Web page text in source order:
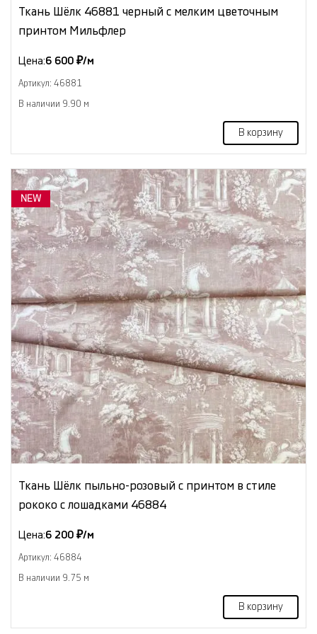
Ткань Шёлк 46881 черный с мелким цветочным
принтом Мильфлер
Цена:6 600 ₽/м
Артикул: 46881
В наличии 9.90 м
В корзину
NEW
Ткань Шёлк пыльно-розовый с принтом в стиле
рококо с лошадками 46884
Цена:6 200 ₽/м
Артикул: 46884
В наличии 9.75 м
В корзину